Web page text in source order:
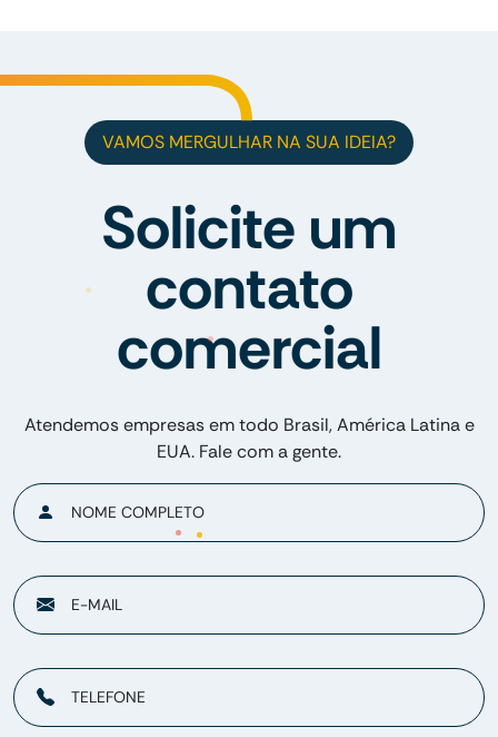
VAMOS MERGULHAR NA SUA IDEIA?
Solicite um
contato
comercial
Atendemos empresas em todo Brasil, América Latina e
EUA. Fale com a gente.
NOME COMPLETO
E-MAIL
TELEFONE